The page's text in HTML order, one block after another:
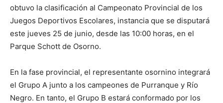
obtuvo la clasificación al Campeonato Provincial de los
Juegos Deportivos Escolares, instancia que se disputará
este jueves 25 de junio, desde las 10:00 horas, en el
Parque Schott de Osorno.
En la fase provincial, el representante osornino integrará
el Grupo A junto a los campeones de Purranque y Río
Negro. En tanto, el Grupo B estará conformado por los